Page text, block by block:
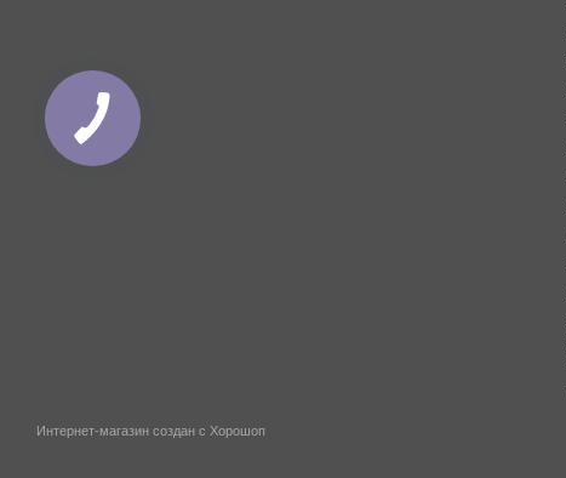
Интернет-магазин создан с Хорошоп